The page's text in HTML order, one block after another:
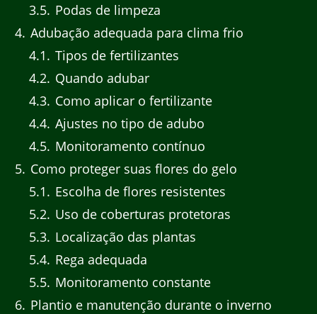
3.5 Podas de limpeza
4 Adubação adequada para clima frio
4.1
Tipos de fertilizantes
4.2 Quando adubar
4.3 Como aplicar o fertilizante
4.4 Ajustes no tipo de adubo
4.5 Monitoramento contínuo
5 Como proteger suas flores do gelo
5.1
Escolha de flores resistentes
5.2 Uso de coberturas protetoras
5.3 Localização das plantas
5.4 Rega adequada
5.5 Monitoramento constante
6 Plantio e manutenção durante o inverno